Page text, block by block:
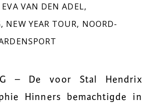
EVA VAN DEN ADEL,
, NEW YEAR TOUR, NOORD-
– De voor Stal Hendrix
Hinners bemachtigde in